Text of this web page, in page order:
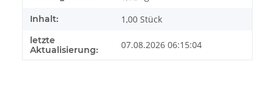
Inhalt: 1,00 Stück
letzte
Aktualisierung:
07.08.2026 06:15:04